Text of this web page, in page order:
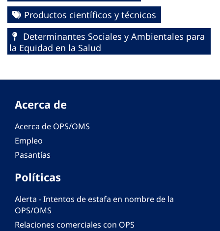
Productos científicos y técnicos
Determinantes Sociales y Ambientales para
la Equidad en la Salud
Acerca de
Acerca de OPS/OMS
Empleo
Pasantías
Políticas
Alerta - Intentos de estafa en nombre de la
OPS/OMS
Relaciones comerciales con OPS